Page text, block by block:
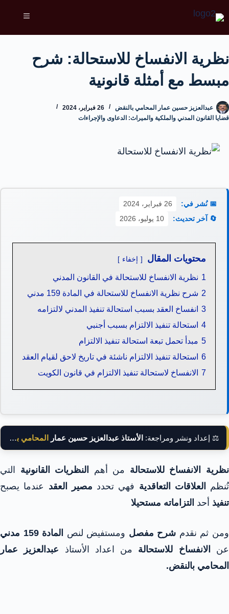
نظرية الانفساخ للاستحالة: شرح
مبسط مع أمثلة قانونية
عبدالعزيز حسين عمار المحامي بالنقض
26 فبراير، 2024
قضايا القانون المدني والملكية والميراث: الدعاوى والإجراءات
📅 نُشر في:
26 فبراير، 2024
🔄 آخر تحديث:
10 يوليو، 2026
محتويات المقال إخفاء
1 نظرية الانفساخ للاستحالة في القانون المدني
2 شرح نظرية الانفساخ للاستحالة في المادة 159 مدني
3 انفساخ العقد بسبب استحالة تنفيذ المدني لالتزامه
4 استحالة تنفيذ الالتزام بسبب أجنبي
5 مبدأ تحمل تبعة استحالة تنفيذ الالتزام
6 استحالة تنفيذ الالتزام ناشئة في تاريخ لاحق لقيام العقد
7 الانفساخ لاستحالة تنفيذ الالتزام في قانون الكويت
⚖️ إعداد ونشر ومراجعة: الأستاذ عبدالعزيز حسين عمار المحامي بالنقض
نظرية الانفساخ للاستحالة من أهم النظريات القانونية التي
تُنظم
العلاقات التعاقدية فهي تحدد مصير العقد عندما يصبح
تنفيذ أحد التزاماته مستحيلا
ومن ثم نقدم شرح مفصل ومستفيض لنص
المادة 159 مدني
عن
الانفساخ للاستحالة من اعداد الأستاذ عبدالعزيز عمار
المحامي بالنقض.